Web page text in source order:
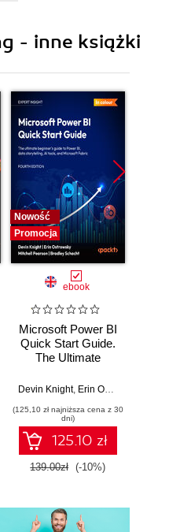
and Transactions
with External
- inne książki
Nowość
Promocja
ebook
Microsoft Power BI
Quick Start Guide.
The Ultimate
to Power BI, Data
Tools, and
Microsoft Fabric -
Fourth Edition
Devin Knight, Erin Ostrowsky
(125,10 zł najniższa cena z 30
dni)
125.10 zł
139.00zł (-10%)